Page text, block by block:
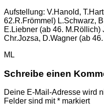
Aufstellung: V.Hanold,
62.R.Frömmel) L.Schwarz,
E.Liebner (ab 46. M.Röllich)
Chr.Jozsa, D.Wagner (ab
ML
Schreibe einen
Deine E-Mail-Adresse wird
Felder sind mit* markiert